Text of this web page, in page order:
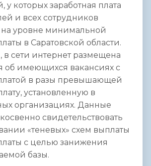
у которых заработная плата
и всех сотрудников
на уровне минимальной
в Саратовской области.
в сети интернет размещена
имеющихся вакансиях с
в разы превышающей
установленную в
организациях. Данные
свидетельствовать
«теневых» схем выплаты
с целью занижения
базы.